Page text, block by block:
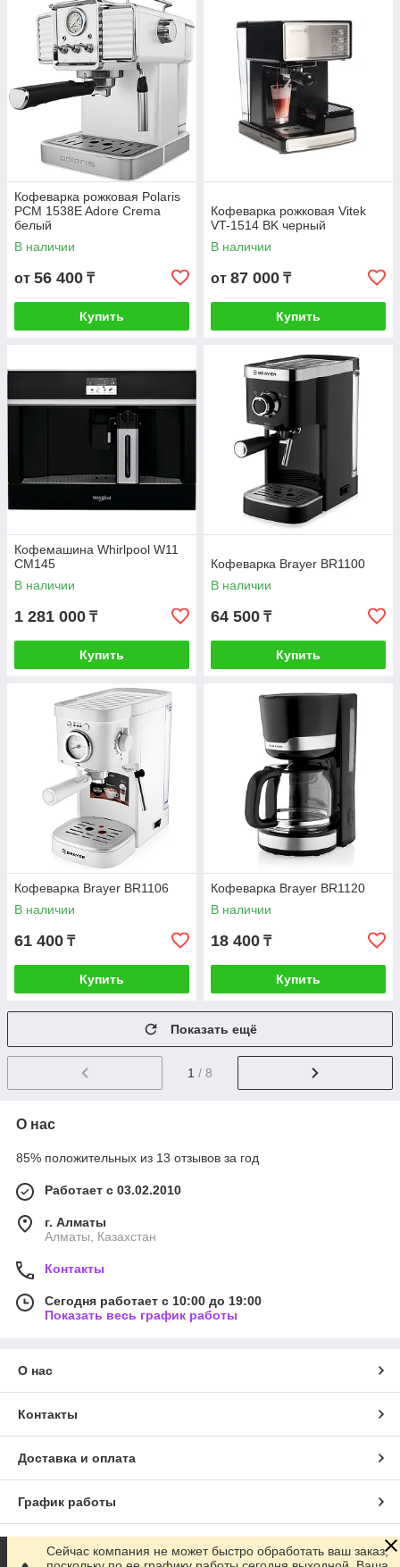
Кофеварка рожковая Polaris
PCM 1538E Adore Crema
белый
В наличии
от 56 400 ₸
Купить
Кофеварка рожковая Vitek
VT-1514 BK черный
В наличии
от 87 000 ₸
Купить
Кофемашина Whirlpool W11
CM145
В наличии
1 281 000 ₸
Купить
Кофеварка Brayer BR1100
В наличии
64 500 ₸
Купить
Кофеварка Brayer BR1106
В наличии
61 400 ₸
Купить
Кофеварка Brayer BR1120
В наличии
18 400 ₸
Купить
Показать ещё
1 / 8
О нас
85% положительных из 13 отзывов за год
Работает с 03.02.2010
г. Алматы
Алматы, Казахстан
Контакты
Сегодня работает с 10:00 до 19:00
Показать весь график работы
О нас
Контакты
Доставка и оплата
График работы
Полная версия сайта
Сейчас компания не может быстро обработать ваш заказ,